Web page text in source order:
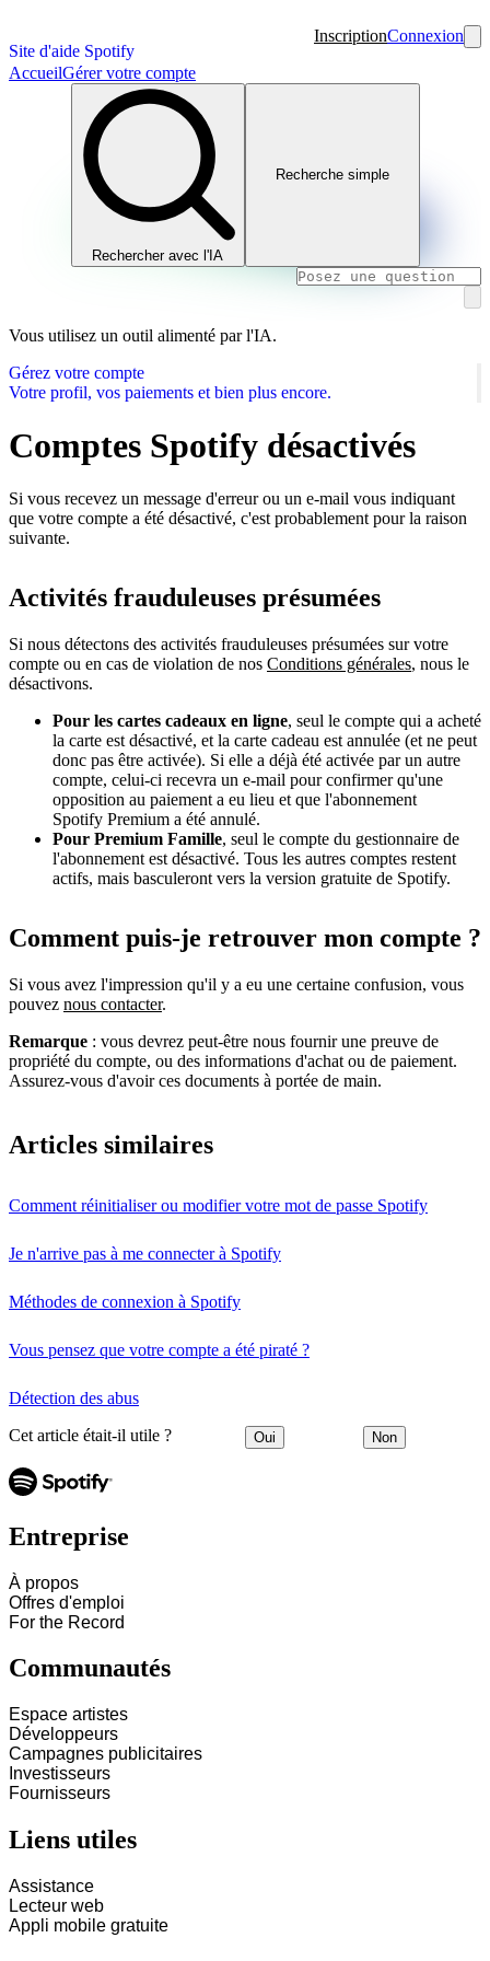
Site d'aide Spotify
InscriptionConnexion
AccueilGérer votre compte
Rechercher avec l'IA
Recherche simple
Vous utilisez un outil alimenté par l'IA.
Gérez votre compte
Votre profil, vos paiements et bien plus encore.
Comptes Spotify désactivés
Si vous recevez un message d'erreur ou un e-mail vous indiquant
que votre compte a été désactivé, c'est probablement pour la raison
suivante.
Activités frauduleuses présumées
Si nous détectons des activités frauduleuses présumées sur votre
compte ou en cas de violation de nos Conditions générales, nous le
désactivons.
Pour les cartes cadeaux en ligne, seul le compte qui a acheté
la carte est désactivé, et la carte cadeau est annulée (et ne peut
donc pas être activée). Si elle a déjà été activée par un autre
compte, celui-ci recevra un e-mail pour confirmer qu'une
opposition au paiement a eu lieu et que l'abonnement
Spotify Premium a été annulé.
Pour Premium Famille, seul le compte du gestionnaire de
l'abonnement est désactivé. Tous les autres comptes restent
actifs, mais basculeront vers la version gratuite de Spotify.
Comment puis-je retrouver mon compte ?
Si vous avez l'impression qu'il y a eu une certaine confusion, vous
pouvez nous contacter.
Remarque : vous devrez peut-être nous fournir une preuve de
propriété du compte, ou des informations d'achat ou de paiement.
Assurez-vous d'avoir ces documents à portée de main.
Articles similaires
Comment réinitialiser ou modifier votre mot de passe Spotify
Je n'arrive pas à me connecter à Spotify
Méthodes de connexion à Spotify
Vous pensez que votre compte a été piraté ?
Détection des abus
Cet article était-il utile ? Oui Non
Entreprise
À propos
Offres d'emploi
For the Record
Communautés
Espace artistes
Développeurs
Campagnes publicitaires
Investisseurs
Fournisseurs
Liens utiles
Assistance
Lecteur web
Appli mobile gratuite